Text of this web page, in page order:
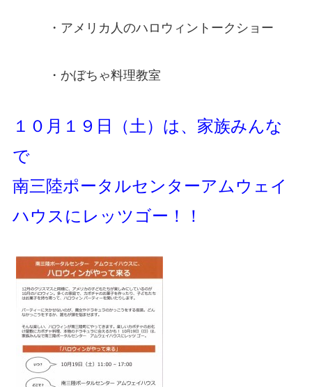
・アメリカ人のハロウィントークショー
・かぼちゃ料理教室
１０月１９日（土）は、家族みんな
で
南三陸ポータルセンターアムウェイ
ハウスにレッツゴー！！